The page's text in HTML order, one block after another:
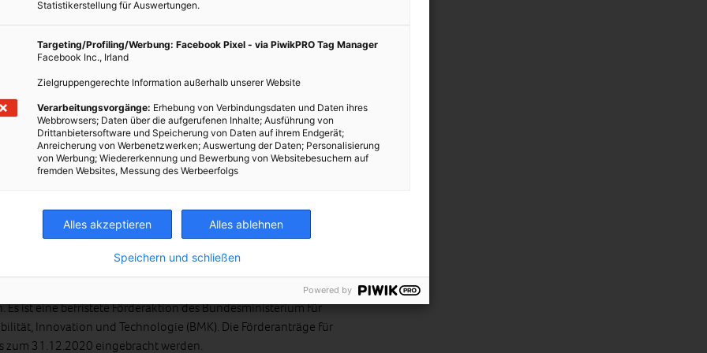
von E-Fahrrädern und (E-)Transporträdern bei
aus erneuerbaren Energieträgern. Einreichen können alle
tätige Organisationen sowie Vereine, konfessionelle
Es ist eine befristete Förderaktion des
Umwelt, Energie, Mobilität, Innovation und Technologie (BMK).
2020 können bis zum 31.12.2020 eingebracht werden.
auch Elektro-Zweiräder zur Personenbeförderung gefördert,
erneuerbaren Energieträgern betrieben werden. Dazu
Mopeds. Einreichen können alle Betriebe, sonstige
sowie Vereine, konfessionelle Einrichtungen und
ist eine befristete Förderaktion des Bundesministerium für
Innovation und Technologie (BMK). Die Förderanträge für
31.12.2020 eingebracht werden.
Statistikerstellung für Auswertungen.
Targeting/Profiling/Werbung: Facebook Pixel - via PiwikPRO Tag Manager
Facebook Inc., Irland
Zielgruppengerechte Information außerhalb unserer Website
Verarbeitungsvorgänge: Erhebung von Verbindungsdaten und Daten ihres
Webbrowsers; Daten über die aufgerufenen Inhalte; Ausführung von
Drittanbietersoftware und Speicherung von Daten auf ihrem Endgerät;
Anreicherung von Werbenetzwerken; Auswertung der Daten; Personalisierung
von Werbung; Wiedererkennung und Bewerbung von Websitebesuchern auf
fremden Websites, Messung des Werbeerfolgs
Alles akzeptieren Alles ablehnen
Speichern und schließen
Powered by